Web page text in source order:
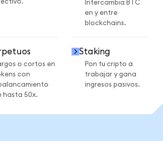
Intercambia BTC
en y entre
blockchains.
o cortos en
con
hasta 50x.
Staking
Pon tu cripto a
trabajar y gana
ingresos pasivos.